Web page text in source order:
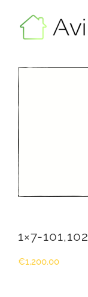
1×7-101,102
€1,200.00